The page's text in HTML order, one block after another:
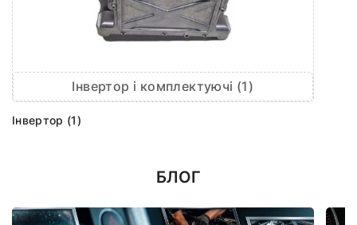
Інвертор і комплектуючі (1)
Інвертор (1)
БЛОГ